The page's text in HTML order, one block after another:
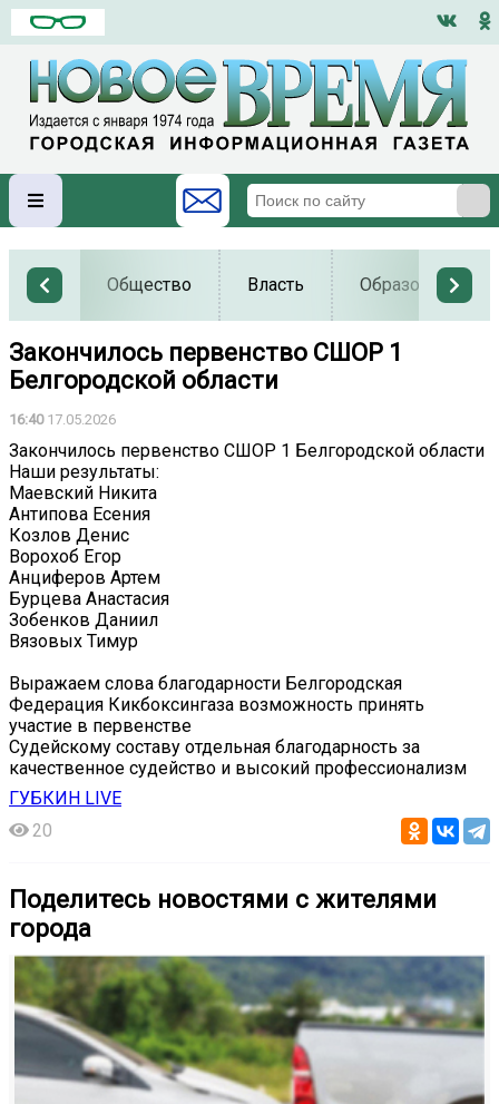
Общество Власть Образование
Закончилось первенство СШОР 1
Белгородской области
16:4017.05.2026
Закончилось первенство СШОР 1 Белгородской области
Наши результаты:
Маевский Никита
Антипова Есения
Козлов Денис
Ворохоб Егор
Анциферов Артем
Бурцева Анастасия
Зобенков Даниил
Вязовых Тимур
Выражаем слова благодарности Белгородская
Федерация Кикбоксингаза возможность принять
участие в первенстве
Судейскому составу отдельная благодарность за
качественное судейство и высокий профессионализм
ГУБКИН LIVE
20
Поделитесь новостями с жителями
города